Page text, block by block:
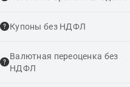
Купоны без НДФЛ
Валютная переоценка без
НДФЛ